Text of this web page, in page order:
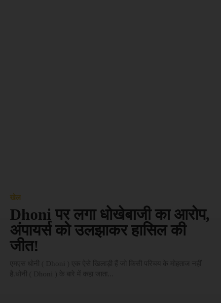
खेल
Dhoni पर लगा धोखेबाजी का आरोप,
अंपायर्स को उलझाकर हासिल की
जीत!
एमएस धोनी ( Dhoni ) एक ऐसे खिलाड़ी हैं जो किसी परिचय के मोहताज नहीं
है.धोनी ( Dhoni ) के बारे में कहा जाता...